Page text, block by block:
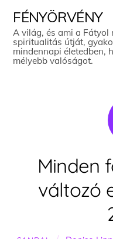
content
FÉNYÖRVÉNY
A világ, és ami a Fátyol
spiritualitás útját,
mindennapi életedben,
mélyebb valóságot.
Minden
változó